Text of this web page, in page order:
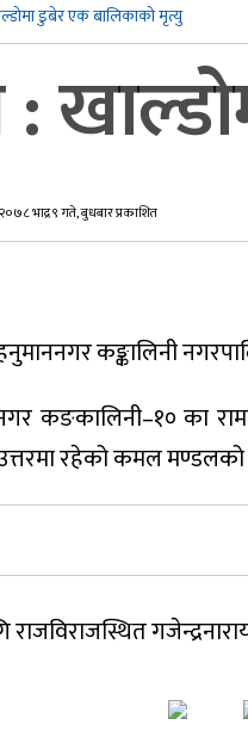
डुबेर एक बालिकाको मृत्यु
:
२०७८ भाद्र ९ गते, बुधबार प्रकाशित
कङ्कालिनी
कङकालिनी–१० का
रहेको कमल
राजविराजस्थित